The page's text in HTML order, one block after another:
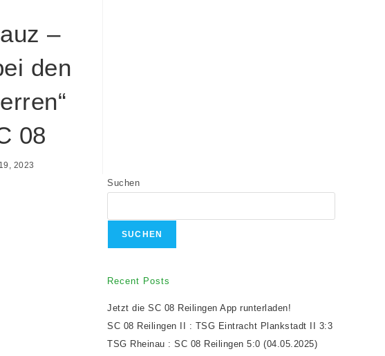
–
den
08
2023
Suchen
SUCHEN
Recent Posts
Jetzt die SC 08 Reilingen App runterladen!
SC 08 Reilingen II : TSG Eintracht Plankstadt II 3:3
TSG Rheinau : SC 08 Reilingen 5:0 (04.05.2025)